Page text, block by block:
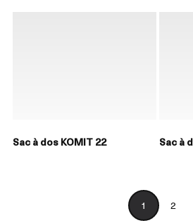
Sac à dos KOMIT 22 Sac à
1 2